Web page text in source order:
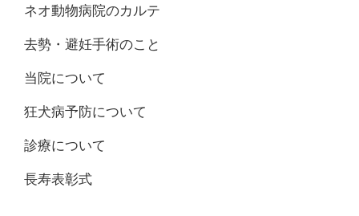
ネオ動物病院のカルテ
去勢・避妊手術のこと
当院について
狂犬病予防について
診療について
長寿表彰式